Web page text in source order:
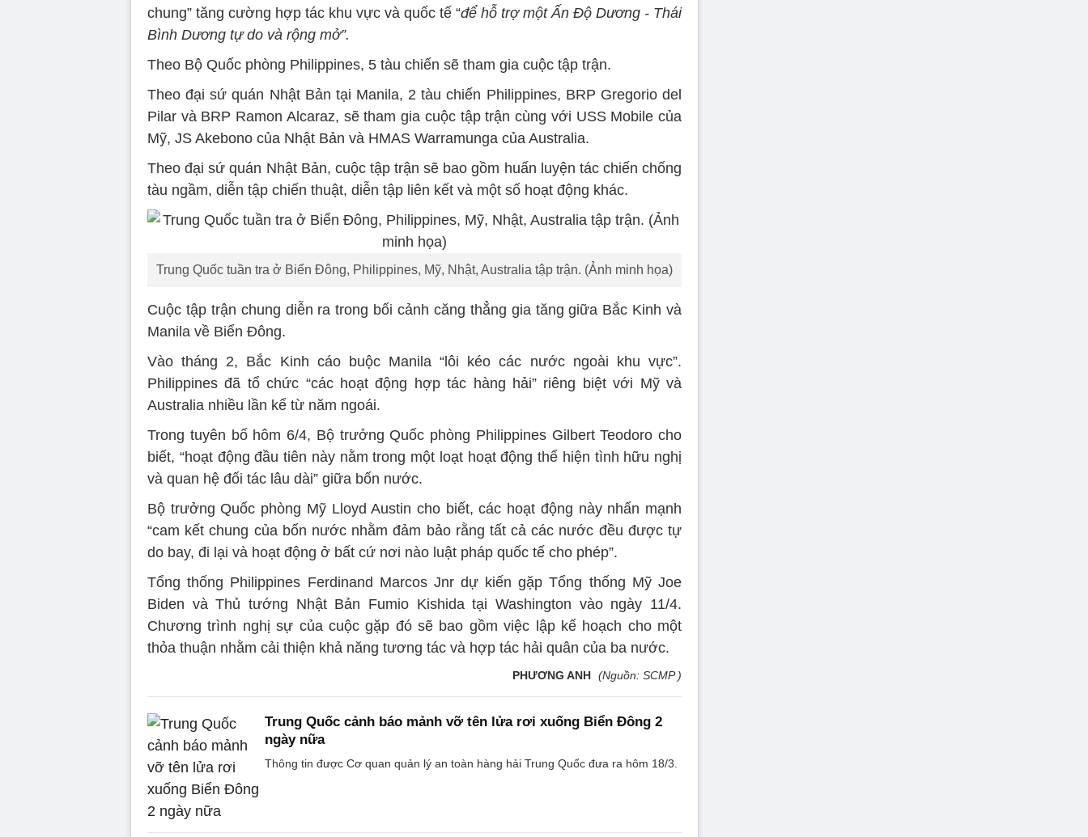
chung” tăng cường hợp tác khu vực và quốc tế “để hỗ trợ một Ấn Độ Dương - Thái
Bình Dương tự do và rộng mở”.
Theo Bộ Quốc phòng Philippines, 5 tàu chiến sẽ tham gia cuộc tập trận.
Theo đại sứ quán Nhật Bản tại Manila, 2 tàu chiến Philippines, BRP Gregorio del
Pilar và BRP Ramon Alcaraz, sẽ tham gia cuộc tập trận cùng với USS Mobile của
Mỹ, JS Akebono của Nhật Bản và HMAS Warramunga của Australia.
Theo đại sứ quán Nhật Bản, cuộc tập trận sẽ bao gồm huấn luyện tác chiến chống
tàu ngầm, diễn tập chiến thuật, diễn tập liên kết và một số hoạt động khác.
Trung Quốc tuần tra ở Biển Đông, Philippines, Mỹ, Nhật, Australia tập trận. (Ảnh minh họa)
Cuộc tập trận chung diễn ra trong bối cảnh căng thẳng gia tăng giữa Bắc Kinh và
Manila về Biển Đông.
Vào tháng 2, Bắc Kinh cáo buộc Manila “lôi kéo các nước ngoài khu vực”.
Philippines đã tổ chức “các hoạt động hợp tác hàng hải” riêng biệt với Mỹ và
Australia nhiều lần kể từ năm ngoái.
Trong tuyên bố hôm 6/4, Bộ trưởng Quốc phòng Philippines Gilbert Teodoro cho
biết, “hoạt động đầu tiên này nằm trong một loạt hoạt động thể hiện tình hữu nghị
và quan hệ đối tác lâu dài” giữa bốn nước.
Bộ trưởng Quốc phòng Mỹ Lloyd Austin cho biết, các hoạt động này nhấn mạnh
“cam kết chung của bốn nước nhằm đảm bảo rằng tất cả các nước đều được tự
do bay, đi lại và hoạt động ở bất cứ nơi nào luật pháp quốc tế cho phép”.
Tổng thống Philippines Ferdinand Marcos Jnr dự kiến gặp Tổng thống Mỹ Joe
Biden và Thủ tướng Nhật Bản Fumio Kishida tại Washington vào ngày 11/4.
Chương trình nghị sự của cuộc gặp đó sẽ bao gồm việc lập kế hoạch cho một
thỏa thuận nhằm cải thiện khả năng tương tác và hợp tác hải quân của ba nước.
PHƯƠNG ANH (Nguồn: SCMP )
Trung Quốc cảnh báo mảnh vỡ tên lửa rơi xuống Biển Đông 2
ngày nữa
Thông tin được Cơ quan quản lý an toàn hàng hải Trung Quốc đưa ra hôm 18/3.